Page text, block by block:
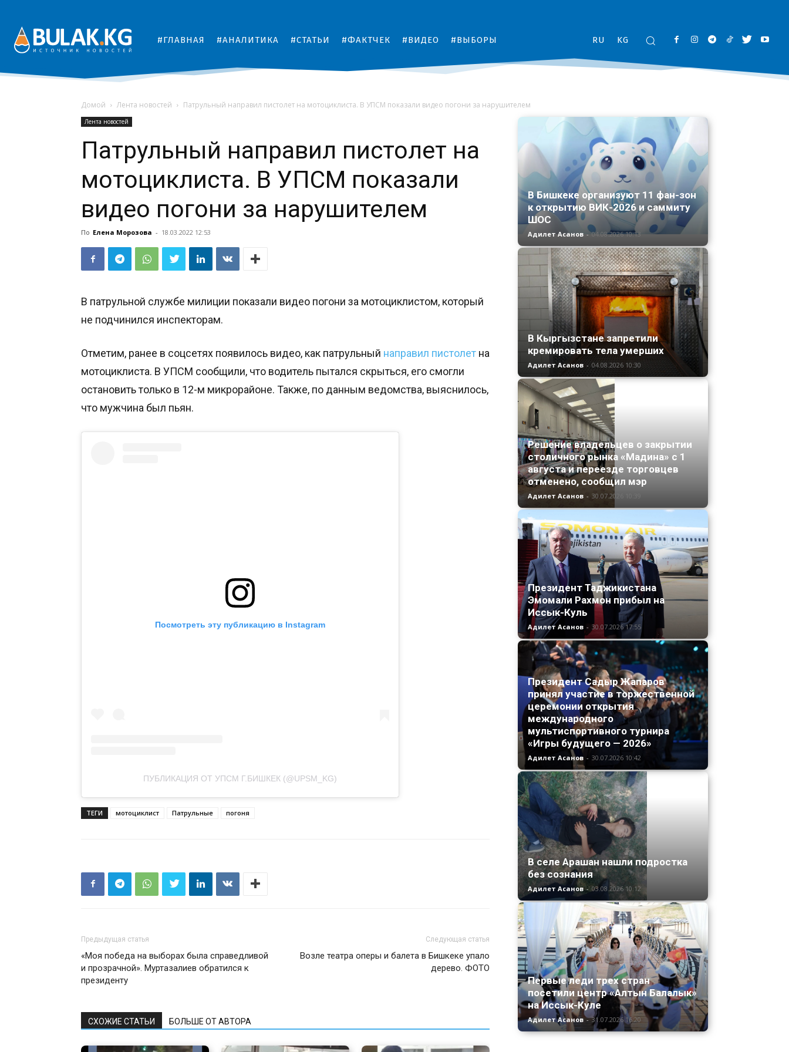
#ГЛАВНАЯ #АНАЛИТИКА #СТАТЬИ #ФАКТЧЕК #ВИДЕО #ВЫБОРЫ RU KG
Домой Лента новостей Патрульный направил пистолет на мотоциклиста. В УПСМ показали видео погони за нарушителем
Лента новостей
Патрульный направил пистолет на
мотоциклиста. В УПСМ показали
видео погони за нарушителем
По Елена Морозова - 18.03.2022 12:53
В патрульной службе милиции показали видео погони за мотоциклистом, который
не подчинился инспекторам.
Отметим, ранее в соцсетях появилось видео, как патрульный направил пистолет на
мотоциклиста. В УПСМ сообщили, что водитель пытался скрыться, его смогли
остановить только в 12-м микрорайоне. Также, по данным ведомства, выяснилось,
что мужчина был пьян.
Посмотреть эту публикацию в Instagram
ПУБЛИКАЦИЯ ОТ УПСМ Г.БИШКЕК (@UPSM_KG)
ТЕГИ мотоциклист Патрульные погоня
Предыдущая статья
«Моя победа на выборах была справедливой
и прозрачной». Муртазалиев обратился к
президенту
Следующая статья
Возле театра оперы и балета в Бишкеке упало
дерево. ФОТО
СХОЖИЕ СТАТЬИ БОЛЬШЕ ОТ АВТОРА
В Бишкеке организуют 11 фан-зон
к открытию ВИК-2026 и саммиту
ШОС
Адилет Асанов - 04.08.2026 10:13
В Кыргызстане запретили
кремировать тела умерших
Адилет Асанов - 04.08.2026 10:30
Решение владельцев о закрытии
столичного рынка «Мадина» с 1
августа и переезде торговцев
отменено, сообщил мэр
Адилет Асанов - 30.07.2026 10:39
Президент Таджикистана
Эмомали Рахмон прибыл на
Иссык-Куль
Адилет Асанов - 30.07.2026 17:55
Президент Садыр Жапаров
принял участие в торжественной
церемонии открытия
международного
мультиспортивного турнира
«Игры будущего — 2026»
Адилет Асанов - 30.07.2026 10:42
В селе Арашан нашли подростка
без сознания
Адилет Асанов - 03.08.2026 10:12
Первые леди трех стран
посетили центр «Алтын Балалык»
на Иссык-Куле
Адилет Асанов - 31.07.2026 16:20